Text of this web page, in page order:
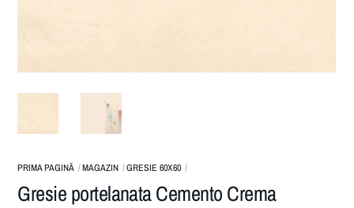
PRIMA PAGINĂ MAGAZIN GRESIE 60X60
Gresie portelanata Cemento Crema